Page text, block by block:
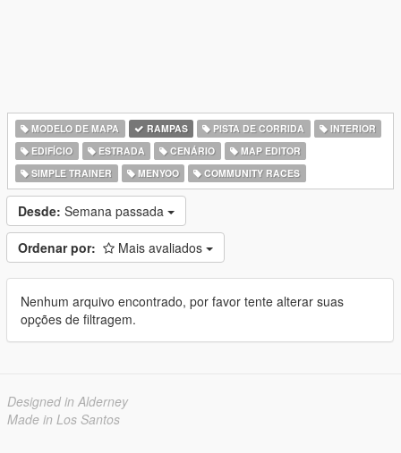
MODELO DE MAPA RAMPAS PISTA DE CORRIDA
INTERIOR
EDIFÍCIO
ESTRADA CENÁRIO
MAP EDITOR
SIMPLE TRAINER
MENYOO COMMUNITY RACES
Desde: Semana passada
Ordenar por: Mais avaliados
Nenhum arquivo encontrado, por favor tente alterar suas
opções de filtragem.
Designed in Alderney
Made in Los Santos